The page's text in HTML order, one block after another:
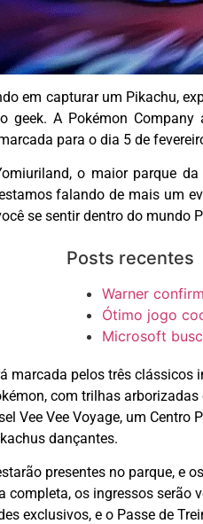
em capturar um Pikachu,
geek. A Pokémon Company
para o dia 5 de
, o maior parque
falando de mais um
se sentir dentro do mundo
Posts recentes
Warner
Ótimo jogo
Microsoft
marcada pelos três clássicos
com trilhas
Vee Vee Voyage, um Centro
dançantes.
presentes no parque, e
completa, os ingressos serão
exclusivos, e o Passe de